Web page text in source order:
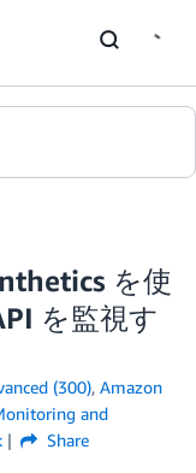
を使
を監視す
(300), Amazon
and
Share